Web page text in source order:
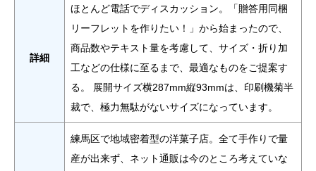
詳細
ほとんど電話でディスカッション。「贈答用同梱
リーフレットを作りたい！」から始まったので、
商品数やテキスト量を考慮して、サイズ・折り加
工などの仕様に至るまで、最適なものをご提案す
る。 展開サイズ横287mm縦93mmは、印刷機菊半
裁で、極力無駄がないサイズになっています。
練馬区で地域密着型の洋菓子店。全て手作りで量
産が出来ず、ネット通販は今のところ考えていな